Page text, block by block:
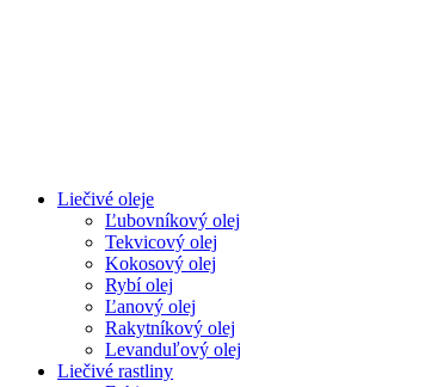
Liečivé oleje
Ľubovníkový olej
Tekvicový olej
Kokosový olej
Rybí olej
Ľanový olej
Rakytníkový olej
Levanduľový olej
Liečivé rastliny